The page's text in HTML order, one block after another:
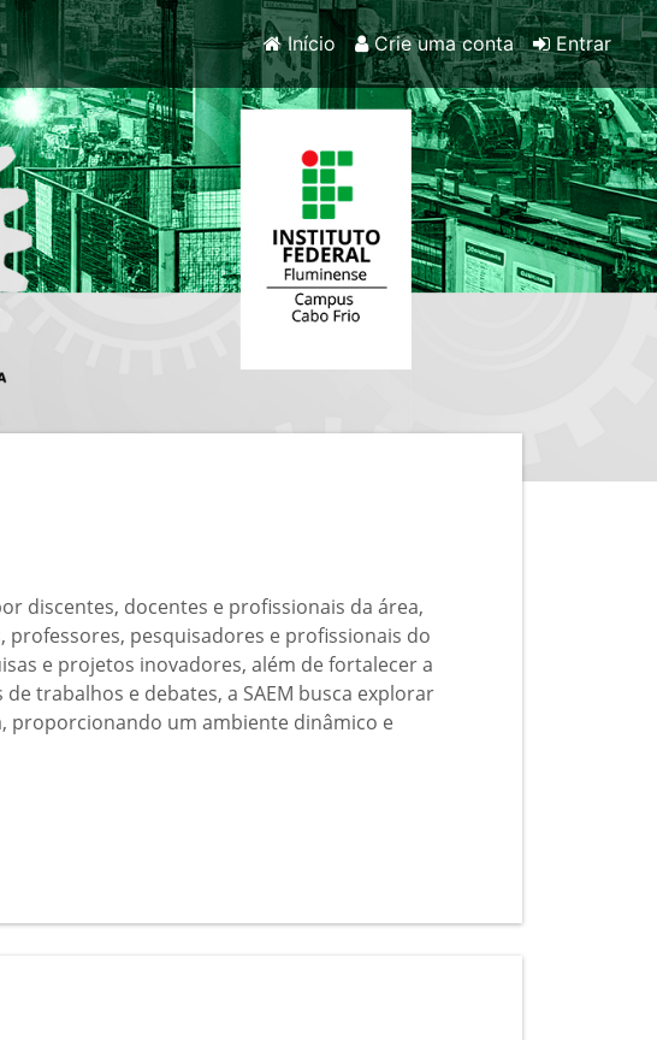
Início Crie uma conta Entrar
discentes, docentes e profissionais da área,
pesquisadores e profissionais do
e projetos inovadores, além de fortalecer a
trabalhos e debates, a SAEM busca explorar
proporcionando um ambiente dinâmico e